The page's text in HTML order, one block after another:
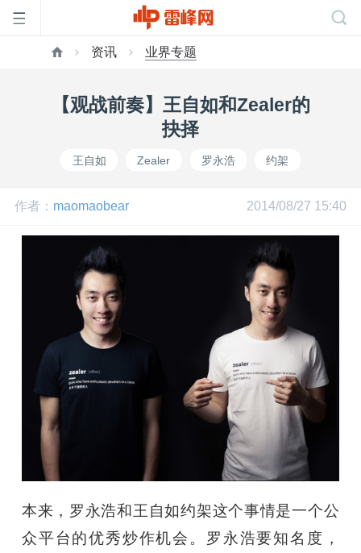
课
动
资讯 业界专题
【观战前奏】王自如和Zealer的
抉择
王自如 Zealer 罗永浩 约架
作者： maomaobear 2014/08/27 15:40
本来，罗永浩和王自如约架这个事情是一个公
众平台的优秀炒作机会。罗永浩要知名度，